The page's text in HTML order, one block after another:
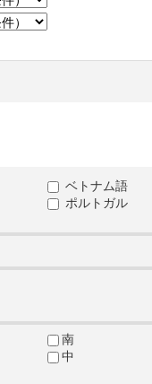
ベトナム語
ポルトガル
南
中